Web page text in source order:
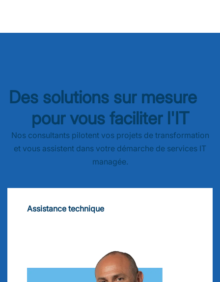
Des solutions sur mesure
pour vous faciliter l'IT
Nos consultants pilotent vos projets de transformation
et vous assistent dans votre démarche de services IT
managée.
Assistance technique